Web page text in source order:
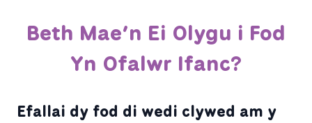
Beth Mae’n Ei Olygu i Fod
Yn Ofalwr Ifanc?
Efallai dy fod di wedi clywed am y